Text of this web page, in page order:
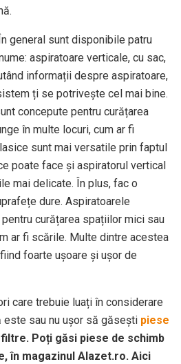
general sunt disponibile patru
aspiratoare verticale, cu sac,
informații despre aspiratoare,
ți se potrivește cel mai bine.
concepute pentru curățarea
în multe locuri, cum ar fi
sunt mai versatile prin faptul
poate face și aspiratorul vertical
mai delicate. În plus, fac o
dure. Aspiratoarele
curățarea spațiilor mici sau
ar fi scările. Multe dintre acestea
foarte ușoare și ușor de
care trebuie luați în considerare
este sau nu ușor să găsești piese
Poți găsi piese de schimb
în magazinul Alazet.ro. Aici